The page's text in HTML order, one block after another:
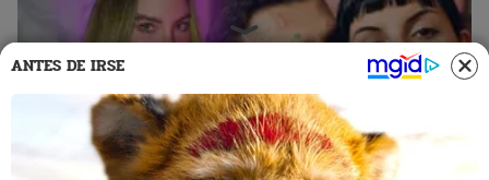
ANTES DE IRSE